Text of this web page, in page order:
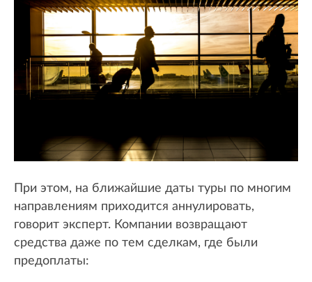
При этом, на ближайшие даты туры по многим
направлениям приходится аннулировать,
говорит эксперт. Компании возвращают
средства даже по тем сделкам, где были
предоплаты: